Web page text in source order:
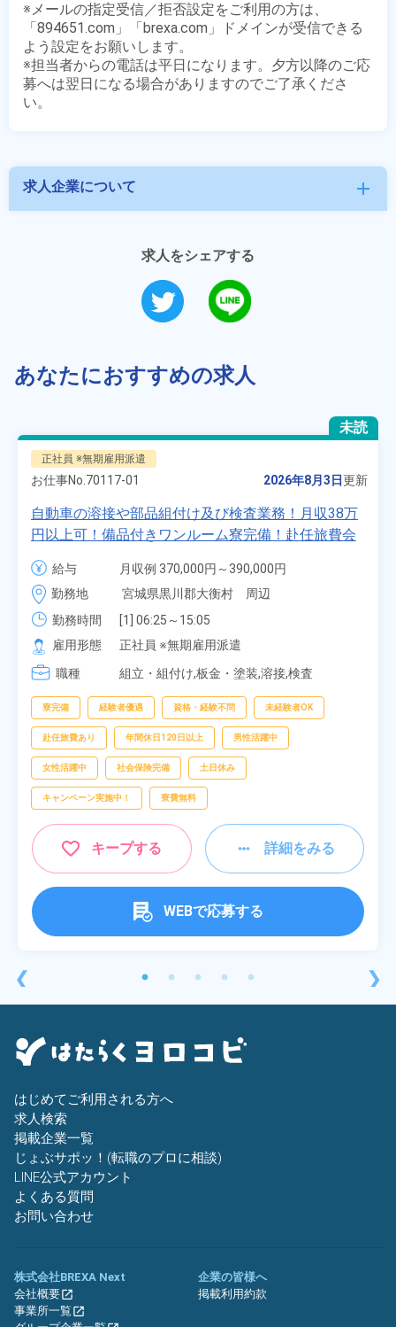
※メールの指定受信／拒否設定をご利用の方は、
「894651.com」「brexa.com」ドメインが受信できる
よう設定をお願いします。
※担当者からの電話は平日になります。夕方以降のご応
募へは翌日になる場合がありますのでご了承くださ
求人企業について add
求人をシェアする
あなたにおすすめの求人
❮
未読
正社員 ※無期雇用派遣
お仕事No. 70117-01 2026年8月3日更新
自動車の溶接や部品組付け及び検査業務！月収38万
円以上可！備品付きワンルーム寮完備！赴任旅費会
社負担★人気の土日休み！昇給＆業績賞与あり！
車・バイク通勤可！無料駐車場あり！カップルでの
応募OK★《宮城県大衡村》
給与
月収例 370,000円～390,000円
時給 1,700円～1,700円
勤務地
宮城県黒川郡大衡村　周辺
勤務時間
[1] 06:25～15:05
[2] 16:00～00:40
[3] 16:30～01:10
[4] 08:00～16:40
雇用形態
正社員 ※無期雇用派遣
職種
組立・組付け,板金・塗装,溶接,検査
寮完備 経験者優遇 資格・経験不問 未経験者OK
赴任旅費あり 年間休日120日以上 男性活躍中
女性活躍中 社会保険完備 土日休み
キャンペーン実施中！ 寮費無料
キープする 詳細をみる
WEBで応募する
❯
はじめてご利用される方へ
求人検索
掲載企業一覧
じょぶサポッ！(転職のプロに相談)
LINE公式アカウント
よくある質問
お問い合わせ
株式会社BREXA Next
会社概要
事業所一覧
企業の皆様へ
掲載利用約款